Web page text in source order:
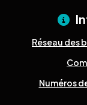
Réseau des
Numéros